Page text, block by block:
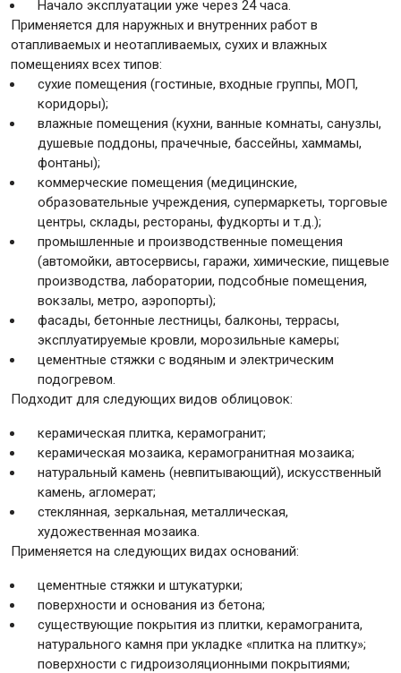
Начало эксплуатации уже через 24 часа.
Применяется для наружных и внутренних работ в
отапливаемых и неотапливаемых, сухих и влажных
помещениях всех типов:
сухие помещения (гостиные, входные группы, МОП,
коридоры);
влажные помещения (кухни, ванные комнаты, санузлы,
душевые поддоны, прачечные, бассейны, хаммамы,
фонтаны);
коммерческие помещения (медицинские,
образовательные учреждения, супермаркеты, торговые
центры, склады, рестораны, фудкорты и т.д.);
промышленные и производственные помещения
(автомойки, автосервисы, гаражи, химические, пищевые
производства, лаборатории, подсобные помещения,
вокзалы, метро, аэропорты);
фасады, бетонные лестницы, балконы, террасы,
эксплуатируемые кровли, морозильные камеры;
цементные стяжки с водяным и электрическим
подогревом.
Подходит для следующих видов облицовок:
керамическая плитка, керамогранит;
керамическая мозаика, керамогранитная мозаика;
натуральный камень (невпитывающий), искусственный
камень, агломерат;
стеклянная, зеркальная, металлическая,
художественная мозаика.
Применяется на следующих видах оснований:
цементные стяжки и штукатурки;
поверхности и основания из бетона;
существующие покрытия из плитки, керамогранита,
натурального камня при укладке «плитка на плитку»;
поверхности с гидроизоляционными покрытиями;
Сантехника
Крепежи
Анкеры
Монтажные ленты
Канаты, шнуры
Всё для дома и сада
Товары для бани и сауны